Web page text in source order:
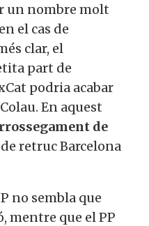
un nombre molt
el cas de
clar, el
part de
podria acabar
En aquest
de
retruc Barcelona
no sembla que
mentre que el PP